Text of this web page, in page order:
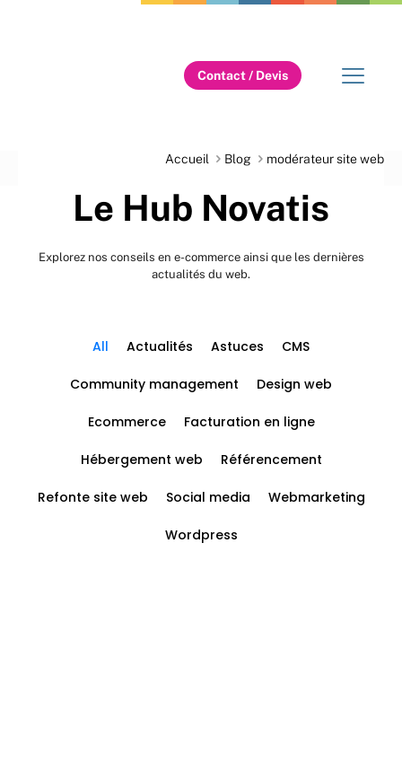
Contact / Devis
Accueil Blog modérateur site web
Le Hub Novatis
Explorez nos conseils en e-commerce ainsi que les dernières
actualités du web.
All Actualités Astuces CMS
Community management Design web
Ecommerce Facturation en ligne
Hébergement web Référencement
Refonte site web Social media Webmarketing
Wordpress